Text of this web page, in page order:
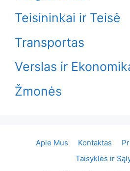
Teisininkai ir Teisė
Transportas
Verslas ir
Žmonės
Apie Mus Kontaktas
Taisyklės ir